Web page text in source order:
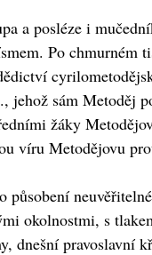
a posléze i
Po
sám Metoděj
žáky
víru Metodějovu
okolnostmi, s
pravoslavní